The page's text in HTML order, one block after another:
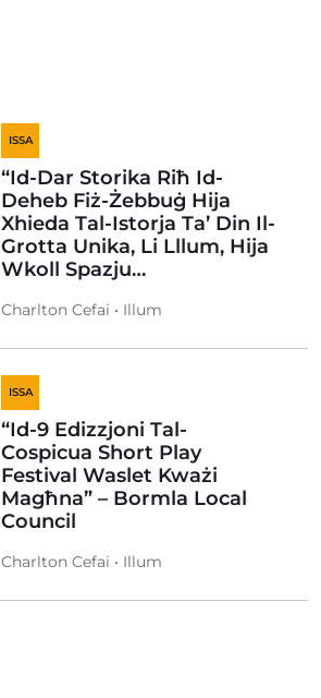
ISSA
“Id-Dar Storika Riħ Id-
Deheb Fiż-Żebbuġ Hija
Xhieda Tal-Istorja Ta’ Din Il-
Grotta Unika, Li Lllum, Hija
Wkoll Spazju…
Charlton Cefai • Illum
ISSA
“Id-9 Edizzjoni Tal-
Cospicua Short Play
Festival Waslet Kważi
Magħna” – Bormla Local
Council
Charlton Cefai • Illum